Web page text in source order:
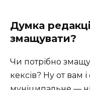
Думка
змащувати?
Чи потрібно
кексів? Ну от вам